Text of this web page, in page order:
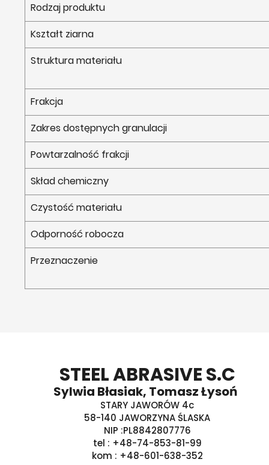
Rodzaj produktu
Kształt ziarna
Struktura materiału
Frakcja
Zakres dostępnych granulacji
Powtarzalność frakcji
Skład chemiczny
Czystość materiału
Odporność robocza
Przeznaczenie
STEEL ABRASIVE S.C
Sylwia Błasiak, Tomasz Łysoń
STARY JAWORÓW 4c
58-140 JAWORZYNA ŚLASKA
NIP :PL8842807776
tel : +48-74-853-81-99
kom : +48-601-638-352